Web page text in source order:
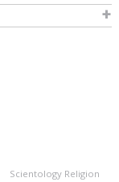
Scientology Religion